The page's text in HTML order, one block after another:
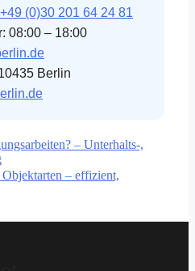
+49 (0)30 201 64 24 81
08:00 – 18:00
Berlin
– Unterhalts-,
– effizient,